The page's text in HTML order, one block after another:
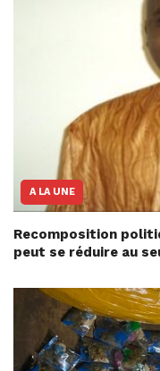
A LA UNE
Recomposition
peut se réduire au